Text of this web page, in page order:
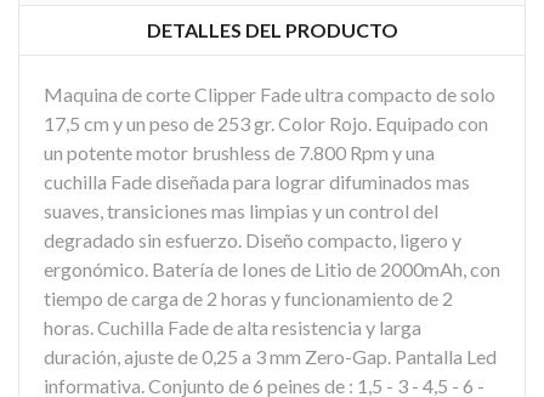
DETALLES DEL PRODUCTO
Maquina de corte Clipper Fade ultra compacto de solo
17,5 cm y un peso de 253 gr. Color Rojo. Equipado con
un potente motor brushless de 7.800 Rpm y una
cuchilla Fade diseñada para lograr difuminados mas
suaves, transiciones mas limpias y un control del
degradado sin esfuerzo. Diseño compacto, ligero y
ergonómico. Batería de Iones de Litio de 2000mAh, con
tiempo de carga de 2 horas y funcionamiento de 2
horas. Cuchilla Fade de alta resistencia y larga
duración, ajuste de 0,25 a 3 mm Zero-Gap. Pantalla Led
informativa. Conjunto de 6 peines de : 1,5 - 3 - 4,5 - 6 -